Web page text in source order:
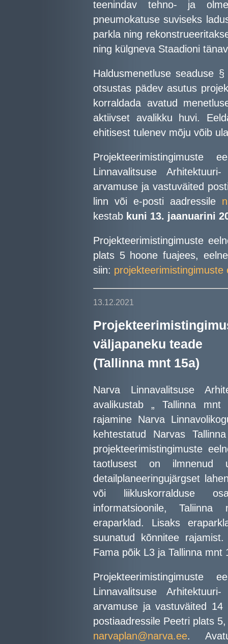
teenindav tehno- ja
pneumokatuse suviseks
parkla ning
ning külgneva Staadioni
Haldusmenetluse seaduse
otsustas pädev asutus
korraldada avatud
aktiivset avalikku huvi.
ehitisest tulenev mõju võib
Linnavalitsuse
arvamuse ja vastuväited
linn või e-posti aadressile
kestab kuni 13. jaanuarini
Projekteerimistingimuste
plats 5 hoone fuajees,
siin: projekteerimistingimuste
13.12.2021
väljapaneku teade
(Tallinna mnt 15a)
Narva Linnavalitsuse
avalikustab „ Tallinna
rajamine Narva
kehtestatud Narvas
projekteerimistingimuste
taotlusest on ilmnenud
detailplaneeringujärgset
või liikluskorralduse
informatsioonile,
eraparklad. Lisaks
suunatud kõnnitee
Fama põik L3 ja Tallinna mnt
Linnavalitsuse
arvamuse ja vastuväited 14
postiaadressile Peetri plats
narvaplan@narva.ee.